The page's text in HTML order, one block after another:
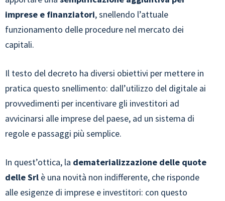
imprese e finanziatori, snellendo l’attuale
funzionamento delle procedure nel mercato dei
capitali.
Il testo del decreto ha diversi obiettivi per mettere in
pratica questo snellimento: dall’utilizzo del digitale ai
provvedimenti per incentivare gli investitori ad
avvicinarsi alle imprese del paese, ad un sistema di
regole e passaggi più semplice.
In quest’ottica, la dematerializzazione delle quote
delle Srl è una novità non indifferente, che risponde
alle esigenze di imprese e investitori: con questo